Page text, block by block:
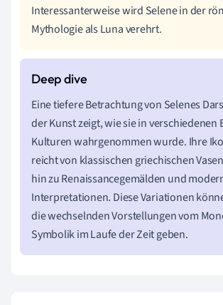
Interessanterweise wird Selene in der
Mythologie als Luna verehrt.
Eine tiefere Betrachtung von Selenes
der Kunst zeigt, wie sie in verschiedenen
Kulturen wahrgenommen wurde. Ihre
reicht von klassischen griechischen
hin zu Renaissancegemälden und
Interpretationen. Diese Variationen
die wechselnden Vorstellungen vom
Symbolik im Laufe der Zeit geben.